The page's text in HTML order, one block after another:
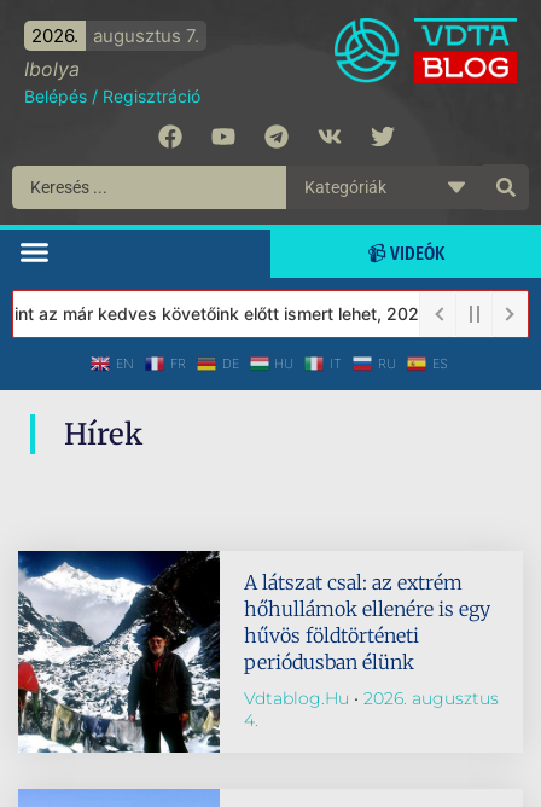
2026. augusztus 7.
Ibolya
Belépés / Regisztráció
📹 VIDEÓK
az már kedves követőink előtt ismert lehet, 2023-tól a Védett
EN FR DE HU IT RU ES
Hírek
A látszat csal: az extrém
hőhullámok ellenére is egy
hűvös földtörténeti
periódusban élünk
Vdtablog.hu
2026. augusztus
4.